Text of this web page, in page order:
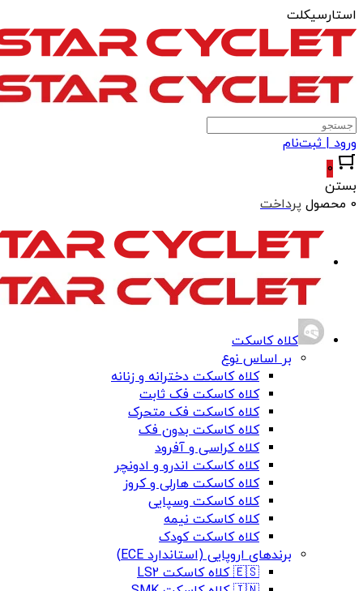
استارسیکلت
ورود | ثبت‌نام
0
بستن
0 محصول
پرداخت
کلاه کاسکت
بر اساس نوع
کلاه کاسکت دخترانه و زنانه
کلاه کاسکت فک ثابت
کلاه کاسکت فک متحرک
کلاه کاسکت بدون فک
کلاه کراسی و آفرود
کلاه کاسکت اندرو و ادونچر
کلاه کاسکت هارلی و کروز
کلاه کاسکت وسپایی
کلاه کاسکت نیمه
کلاه کاسکت کودک
برندهای اروپایی (استاندارد ECE)
🇪🇸 کلاه کاسکت LS2